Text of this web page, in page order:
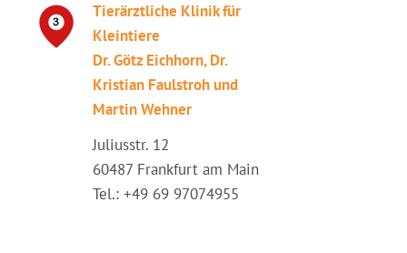
Tierärztliche Klinik für
Kleintiere
Dr. Götz Eichhorn, Dr.
Kristian Faulstroh und
Martin Wehner
Juliusstr. 12
60487 Frankfurt am Main
Tel.: +49 69 97074955